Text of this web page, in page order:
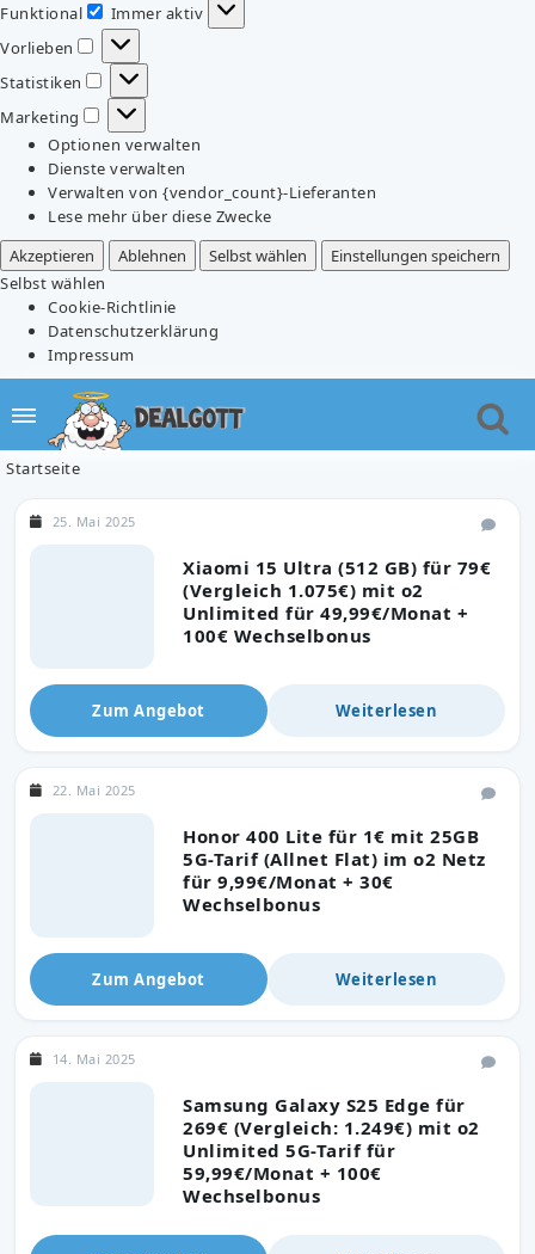
Funktional
Funktional
Immer aktiv
Vorlieben
Vorlieben
Statistiken
Statistiken
Marketing
Marketing
Optionen verwalten
Dienste verwalten
Verwalten von {vendor_count}-Lieferanten
Lese mehr über diese Zwecke
Akzeptieren
Ablehnen Selbst wählen
Einstellungen speichern
Selbst wählen
Cookie-Richtlinie
Datenschutzerklärung
Impressum
Startseite
Xiaomi 15 Ultra (512 GB) für 79€
(Vergleich 1.075€) mit o2
Unlimited für 49,99€/Monat +
100€ Wechselbonus
25. Mai 2025
Zum Angebot Weiterlesen
Honor 400 Lite für 1€ mit 25GB
5G-Tarif (Allnet Flat) im o2 Netz
für 9,99€/Monat + 30€
Wechselbonus
22. Mai 2025
Zum Angebot Weiterlesen
Samsung Galaxy S25 Edge für
269€ (Vergleich: 1.249€) mit o2
Unlimited 5G-Tarif für
59,99€/Monat + 100€
Wechselbonus
14. Mai 2025